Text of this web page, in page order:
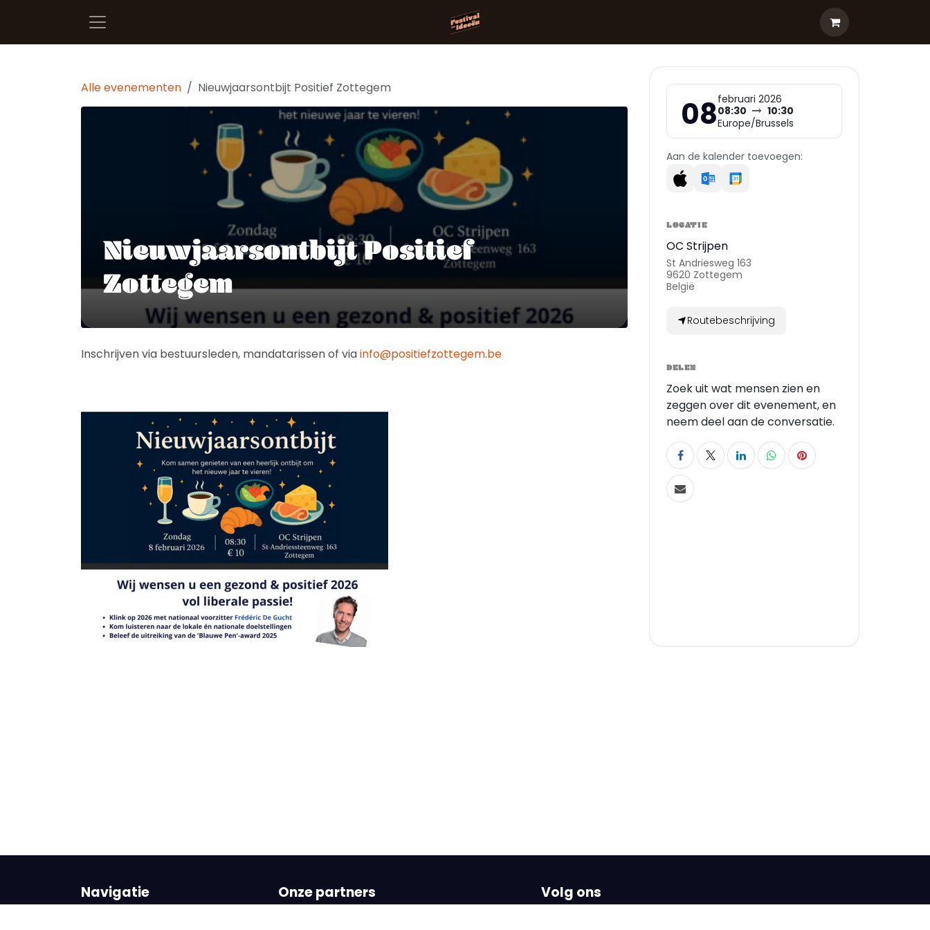
Alle evenementen Nieuwjaarsontbijt Positief Zottegem
Nieuwjaarsontbijt Positief
Zottegem
Inschrijven via bestuursleden, mandatarissen of viainfo@positiefzottegem.be
08februari 2026
08:30
10:30
Europe/Brussels
Aan de kalender toevoegen:
LOCATIE
OC Strijpen
St Andriesweg 163
9620 Zottegem
België
Routebeschrijving
DELEN
Zoek uit wat mensen zien en
zeggen over dit evenement, en
neem deel aan de conversatie.
Navigatie Onze partners Volg ons